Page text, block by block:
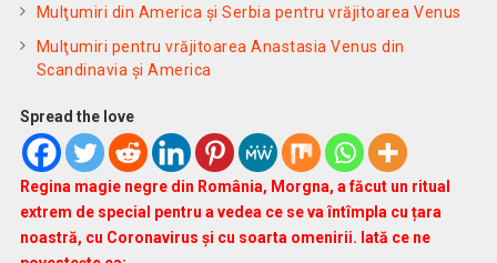
Mulţumiri din America și Serbia pentru vrăjitoarea Venus
Mulţumiri pentru vrăjitoarea Anastasia Venus din
Scandinavia și America
Spread the love
Regina magie negre din România, Morgna, a făcut un ritual
extrem de special pentru a vedea ce se va întîmpla cu țara
noastră, cu Coronavirus și cu soarta omenirii. Iată ce ne